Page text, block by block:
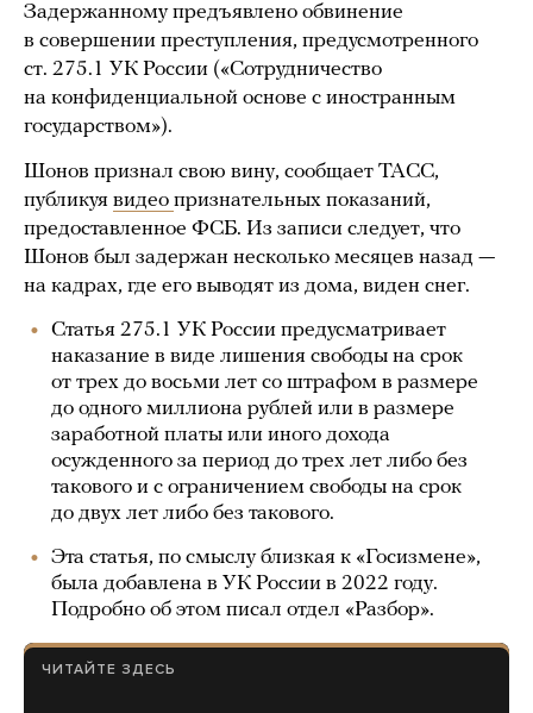
Задержанному предъявлено обвинение
в совершении преступления, предусмотренного
ст. 275.1 УК России («Сотрудничество
на конфиденциальной основе с иностранным
государством»).
Шонов признал свою вину, сообщает ТАСС,
публикуя видео признательных показаний,
предоставленное ФСБ. Из записи следует, что
Шонов был задержан несколько месяцев назад —
на кадрах, где его выводят из дома, виден снег.
Статья 275.1 УК России предусматривает
наказание в виде лишения свободы на срок
от трех до восьми лет со штрафом в размере
до одного миллиона рублей или в размере
заработной платы или иного дохода
осужденного за период до трех лет либо без
такового и с ограничением свободы на срок
до двух лет либо без такового.
Эта статья, по смыслу близкая к «Госизмене»,
была добавлена в УК России в 2022 году.
Подробно об этом писал отдел «Разбор».
ЧИТАЙТЕ ЗДЕСЬ